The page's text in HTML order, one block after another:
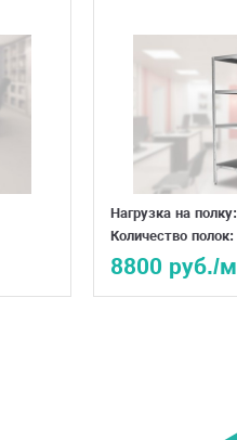
Нагрузка на полку:
Количество полок:
8800 руб./м